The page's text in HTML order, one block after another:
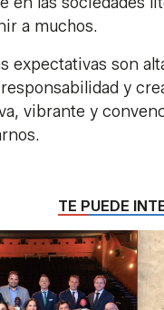
a muchos.
expectativas son
y
vibrante y
TE PUEDE